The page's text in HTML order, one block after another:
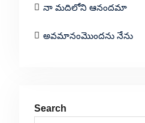
నా మదిలోని ఆనందమా
అవమానంమొందను నేను
Search